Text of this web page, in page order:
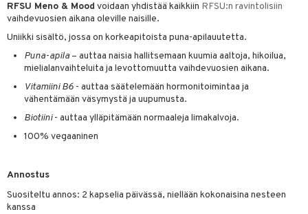
RFSU Meno & Mood voidaan yhdistää kaikkiin RFSU:n ravintolisiin
vaihdevuosien aikana oleville naisille.
Uniikki sisältö, jossa on korkeapitoista puna-apilauutetta.
Puna-apila – auttaa naisia hallitsemaan kuumia aaltoja, hikoilua,
mielialanvaihteluita ja levottomuutta vaihdevuosien aikana.
Vitamiini B6 - auttaa säätelemään hormonitoimintaa ja
vähentämään väsymystä ja uupumusta.
Biotiini- auttaa ylläpitämään normaaleja limakalvoja.
100% vegaaninen
Annostus
Suositeltu annos: 2 kapselia päivässä, niellään kokonaisina nesteen
kanssa
nenä & kurkku
& vastauksia